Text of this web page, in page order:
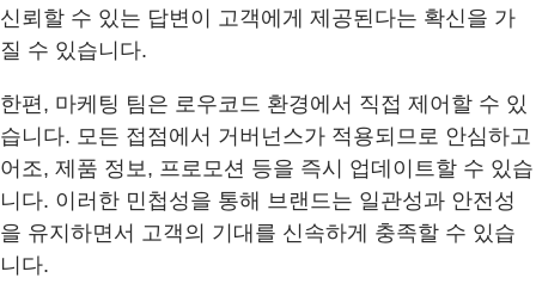
신뢰할 수 있는 답변이 고객에게 제공된다는 확신을 가
질 수 있습니다.
한편, 마케팅 팀은 로우코드 환경에서 직접 제어할 수 있
습니다. 모든 접점에서 거버넌스가 적용되므로 안심하고
어조, 제품 정보, 프로모션 등을 즉시 업데이트할 수 있습
니다. 이러한 민첩성을 통해 브랜드는 일관성과 안전성
을 유지하면서 고객의 기대를 신속하게 충족할 수 있습
니다.